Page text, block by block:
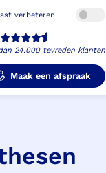
verbeteren
24.000 tevreden klanten
Maak een afspraak